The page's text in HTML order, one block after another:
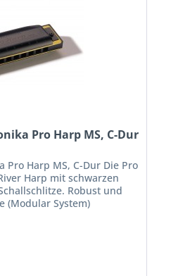
Pro Harp MS, C-Dur
Harp MS, C-Dur Die Pro
Harp mit schwarzen
Robust und
(Modular System)